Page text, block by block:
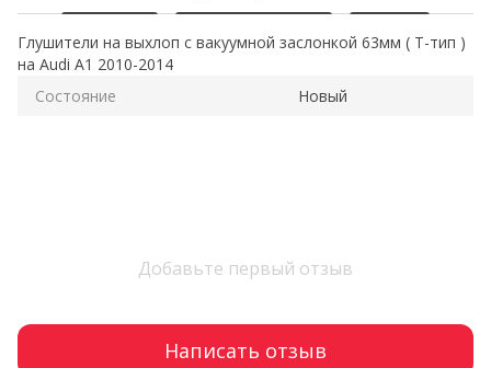
Глушители на выхлоп с вакуумной заслонкой 63мм ( Т-тип )
на Audi A1 2010-2014
Состояние
Новый
Добавьте первый отзыв
Написать отзыв